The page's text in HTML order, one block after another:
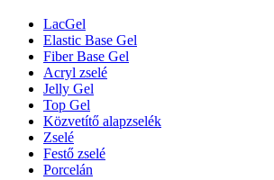
LacGel
Elastic Base Gel
Fiber Base Gel
Acryl zselé
Jelly Gel
Top Gel
Közvetítő alapzselék
Zselé
Festő zselé
Porcelán